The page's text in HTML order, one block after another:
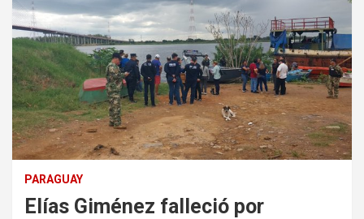
PARAGUAY
Elías Giménez falleció por